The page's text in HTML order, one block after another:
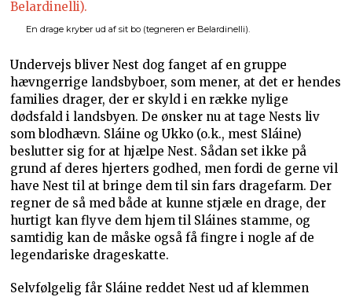
En drage kryber ud af sit bo (tegneren er Belardinelli).
Undervejs bliver Nest dog fanget af en gruppe
hævngerrige landsbyboer, som mener, at det er hendes
families drager, der er skyld i en række nylige
dødsfald i landsbyen. De ønsker nu at tage Nests liv
som blodhævn. Sláine og Ukko (o.k., mest Sláine)
beslutter sig for at hjælpe Nest. Sådan set ikke på
grund af deres hjerters godhed, men fordi de gerne vil
have Nest til at bringe dem til sin fars dragefarm. Der
regner de så med både at kunne stjæle en drage, der
hurtigt kan flyve dem hjem til Sláines stamme, og
samtidig kan de måske også få fingre i nogle af de
legendariske drageskatte.
Selvfølgelig får Sláine reddet Nest ud af klemmen